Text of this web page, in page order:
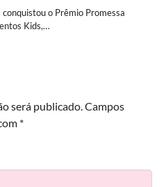
o Prêmio Promessa
Kids,…
será publicado.Campos
*